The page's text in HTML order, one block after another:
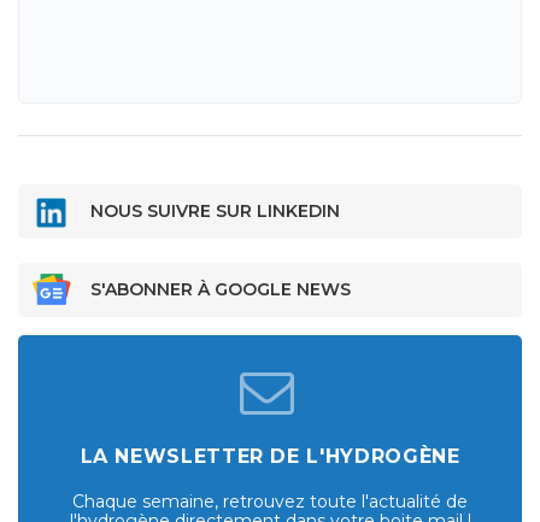
NOUS SUIVRE SUR LINKEDIN
S'ABONNER À GOOGLE NEWS
LA NEWSLETTER DE L'HYDROGÈNE
Chaque semaine, retrouvez toute l'actualité de